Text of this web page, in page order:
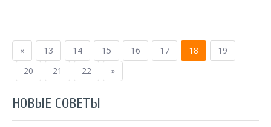
« 13 14 15 16 17 18
19
20
21 22 »
НОВЫЕ СОВЕТЫ